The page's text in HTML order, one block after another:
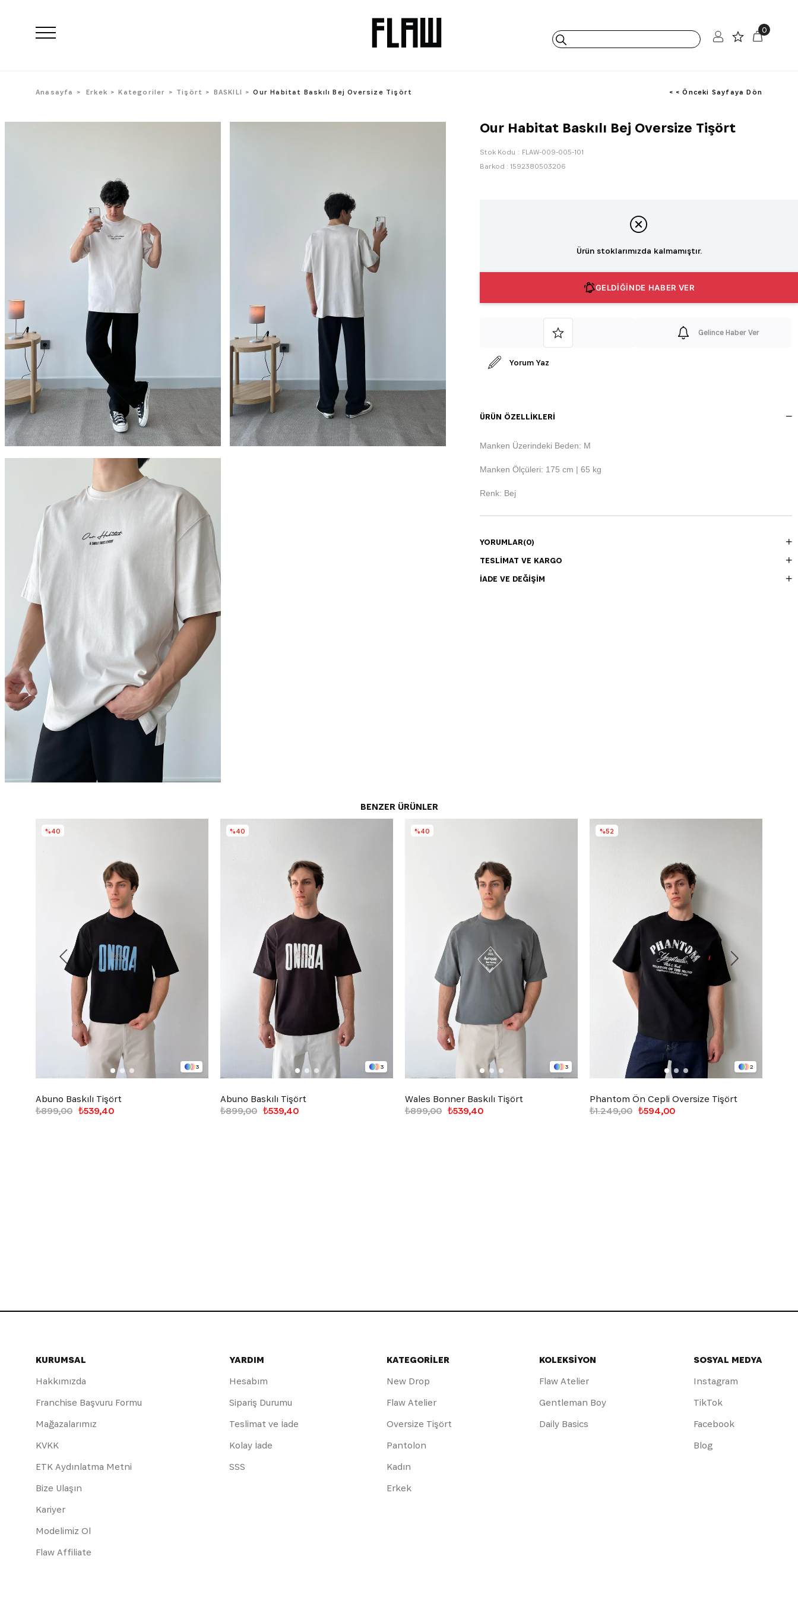
0
Anasayfa Erkek Kategoriler Tişört BASKILI Our Habitat Baskılı Bej Oversize Tişört < < Önceki Sayfaya Dön
Our Habitat Baskılı Bej Oversize Tişört
Stok Kodu
FLAW-009-005-101
Barkod : 1592380503206
Ürün stoklarımızda kalmamıştır.
GELDİĞİNDE HABER VER
Gelince Haber Ver
Yorum Yaz
ÜRÜN ÖZELLIKLERI
Manken Üzerindeki Beden: M
Manken Ölçüleri: 175 cm | 65 kg
Renk: Bej
YORUMLAR(0)
TESLIMAT VE KARGO
İADE VE DEĞIŞIM
BENZER ÜRÜNLER
3
Abuno Baskılı Tişört
₺539,40
₺899,00
%40
3
Abuno Baskılı Tişört
₺539,40
₺899,00
%40
3
Wales Bonner Baskılı Tişört
₺539,40
₺899,00
%40
2
Phantom Ön Cepli Oversize Tişört
₺594,00
₺1.249,00
%52
KURUMSAL
Hakkımızda
Franchise Başvuru Formu
Mağazalarımız
KVKK
ETK Aydınlatma Metni
Bize Ulaşın
Kariyer
Modelimiz Ol
Flaw Affiliate
YARDIM
Hesabım
Sipariş Durumu
Teslimat ve İade
Kolay İade
SSS
KATEGORİLER
New Drop
Flaw Atelier
Oversize Tişört
Pantolon
Kadın
Erkek
KOLEKSİYON
Flaw Atelier
Gentleman Boy
Daily Basics
SOSYAL MEDYA
Instagram
TikTok
Facebook
Blog